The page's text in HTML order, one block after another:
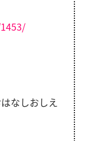
なしおしえ